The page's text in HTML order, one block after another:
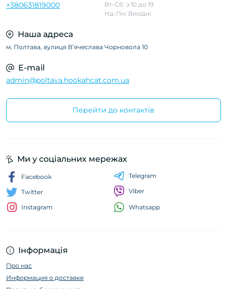
+380631819000
Вт-Сб: з 10 до 19
Нд-Пн: Вихідні
Наша адреса
м. Полтава, вулиця Вʼячеслава Чорновола 10
E-mail
admin@poltava.hookahcat.com.ua
Перейти до контактів
Інформація
Про нас
Информация о доставке
Ми у соціальних мережах
Facebook
Twitter
Instagram
Telegram
Viber
Whatsapp